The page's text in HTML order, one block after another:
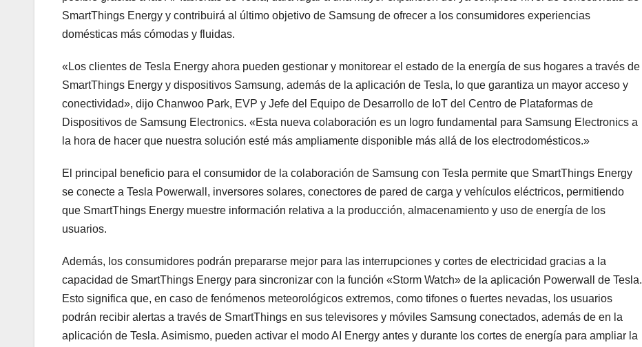
SmartThings Energy y contribuirá al último objetivo de Samsung de ofrecer a los consumidores experiencias
domésticas más cómodas y fluidas.
«Los clientes de Tesla Energy ahora pueden gestionar y monitorear el estado de la energía de sus hogares a través de
SmartThings Energy y dispositivos Samsung, además de la aplicación de Tesla, lo que garantiza un mayor acceso y
conectividad», dijo Chanwoo Park, EVP y Jefe del Equipo de Desarrollo de IoT del Centro de Plataformas de
Dispositivos de Samsung Electronics. «Esta nueva colaboración es un logro fundamental para Samsung Electronics a
la hora de hacer que nuestra solución esté más ampliamente disponible más allá de los electrodomésticos.»
El principal beneficio para el consumidor de la colaboración de Samsung con Tesla permite que SmartThings Energy
se conecte a Tesla Powerwall, inversores solares, conectores de pared de carga y vehículos eléctricos, permitiendo
que SmartThings Energy muestre información relativa a la producción, almacenamiento y uso de energía de los
usuarios.
Además, los consumidores podrán prepararse mejor para las interrupciones y cortes de electricidad gracias a la
capacidad de SmartThings Energy para sincronizar con la función «Storm Watch» de la aplicación Powerwall de Tesla.
Esto significa que, en caso de fenómenos meteorológicos extremos, como tifones o fuertes nevadas, los usuarios
podrán recibir alertas a través de SmartThings en sus televisores y móviles Samsung conectados, además de en la
aplicación de Tesla. Asimismo, pueden activar el modo AI Energy antes y durante los cortes de energía para ampliar la